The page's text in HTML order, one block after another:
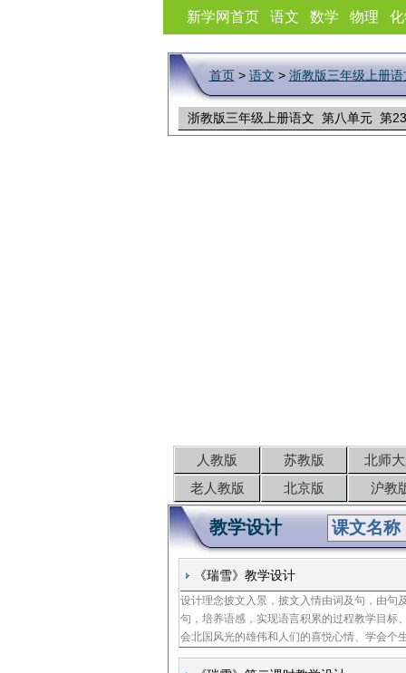
新学网首页 语文 数学 物理
首页> 语文 > 浙教版三年级上册语
浙教版三年级上册语文 第八单元 第
人教版 苏教版
北师
老人教版
北京版 沪教
教学设计
《瑞雪》教学设计
设计理念披文入景，披文入情由词及句，由句
句，培养语感，实现语言积累的过程教学目标
会北国风光的雄伟和人们的喜悦心情、学会个
等词语的意思、知道按时间顺序写的段落的特